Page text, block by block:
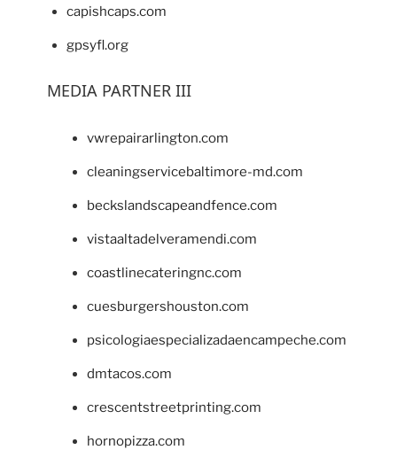
capishcaps.com
gpsyfl.org
MEDIA PARTNER III
vwrepairarlington.com
cleaningservicebaltimore-md.com
beckslandscapeandfence.com
vistaaltadelveramendi.com
coastlinecateringnc.com
cuesburgershouston.com
psicologiaespecializadaencampeche.com
dmtacos.com
crescentstreetprinting.com
hornopizza.com